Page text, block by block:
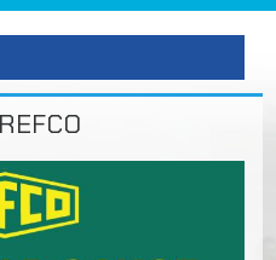
ค้า สั่งซื้อสินค้า